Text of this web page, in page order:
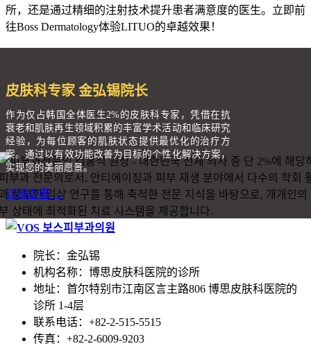
所，还是通过精细的注射技术提升患者满意度的医生。立即前
往Boss Dermatology体验LITUO的卓越效果！
皮肤科专家 金弘锡院长
作为仅占韩国全体医生2%的皮肤科专家，凭借在抗
衰老和肌肤再生领域积累的丰富学术活动和临床研究
经验，为每位顾客的肌肤状态提供最优化的治疗方
案。通过以有效功能改善为目标的个性化解决方案，
实现您的美丽愿景。
详细查看 →
院长：金弘锡
机构名称：博思皮肤科医院的诊所
地址：首尔特别市江南区言主路806 博思皮肤科医院的
诊所 1-4层
联系电话：+82-2-515-5515
传真：+82-2-6009-9203